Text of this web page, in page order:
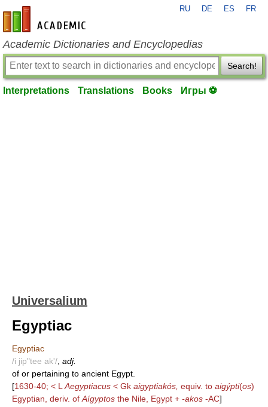
en-academic.com
RU DE ES FR
Academic Dictionaries and Encyclopedias
Search!
Interpretations Translations Books Игры ⚽
Universalium
Egyptiac
Egyptiac
/i jip"tee ak'/ adj.
of or pertaining to ancient Egypt.
[1630-40; < L Aegyptiacus < Gk aigyptiakós, equiv. to aigýpti(os)
Egyptian, deriv. of Aígyptos the Nile, Egypt + -akos -AC]